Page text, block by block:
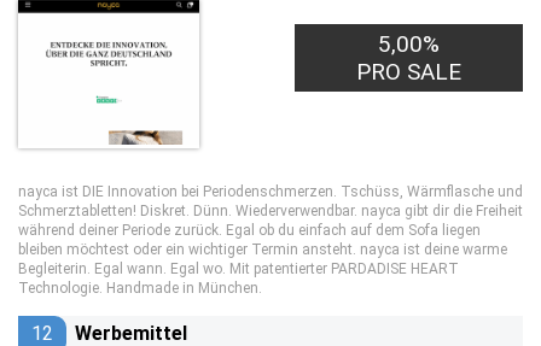
5,00%
PRO SALE
nayca ist DIE Innovation bei Periodenschmerzen. Tschüss, Wärmflasche und
Schmerztabletten! Diskret. Dünn. Wiederverwendbar. nayca gibt dir die Freiheit
während deiner Periode zurück. Egal ob du einfach auf dem Sofa liegen
bleiben möchtest oder ein wichtiger Termin ansteht. nayca ist deine warme
Begleiterin. Egal wann. Egal wo. Mit patentierter PARDADISE HEART
Technologie. Handmade in München.
12 Werbemittel